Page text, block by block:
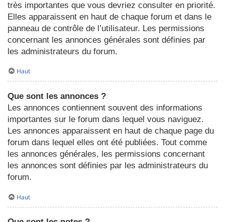
très importantes que vous devriez consulter en priorité.
Elles apparaissent en haut de chaque forum et dans le
panneau de contrôle de l’utilisateur. Les permissions
concernant les annonces générales sont définies par
les administrateurs du forum.
Haut
Que sont les annonces ?
Les annonces contiennent souvent des informations
importantes sur le forum dans lequel vous naviguez.
Les annonces apparaissent en haut de chaque page du
forum dans lequel elles ont été publiées. Tout comme
les annonces générales, les permissions concernant
les annonces sont définies par les administrateurs du
forum.
Haut